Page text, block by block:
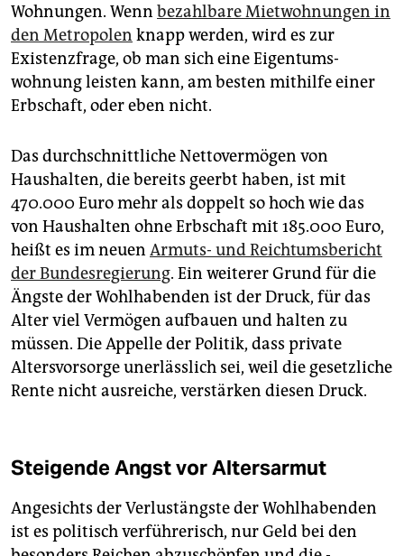
Wohnungen. Wenn bezahlbare Miet­wohnungen in
den Metropolen knapp werden, wird es zur
Existenzfrage, ob man sich eine Eigentums­
wohnung leisten kann, am besten mithilfe einer
Erbschaft, oder eben nicht.
Das durchschnittliche ­Netto­vermögen von
Haushalten, die bereits geerbt haben, ist mit
470.000 Euro mehr als doppelt so hoch wie das
von Haushalten ohne Erbschaft mit 185.000 Euro,
heißt es im neuen Armuts- und Reichtumsbericht
der Bundesregierung. Ein weiterer Grund für die
Ängste der Wohlhabenden ist der Druck, für das
Alter viel Vermögen aufbauen und halten zu
müssen. Die Appelle der Politik, dass private
Altersvorsorge unerlässlich sei, weil die gesetzliche
Rente nicht ausreiche, verstärken diesen Druck.
Steigende Angst vor Altersarmut
Angesichts der Verlustängste der Wohlhabenden
ist es politisch verführerisch, nur Geld bei den